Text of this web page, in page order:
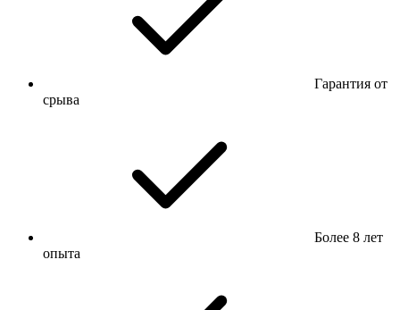
Гарантия от
срыва
Более 8 лет
опыта